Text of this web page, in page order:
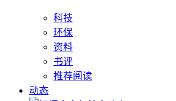
科技
环保
资料
书评
推荐阅读
动态